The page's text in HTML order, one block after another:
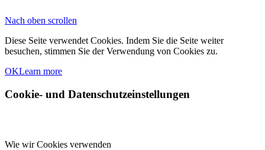
Nach oben scrollen
Diese Seite verwendet Cookies. Indem Sie die Seite weiter
besuchen, stimmen Sie der Verwendung von Cookies zu.
OKLearn more
Cookie- und Datenschutzeinstellungen
Wie wir Cookies verwenden